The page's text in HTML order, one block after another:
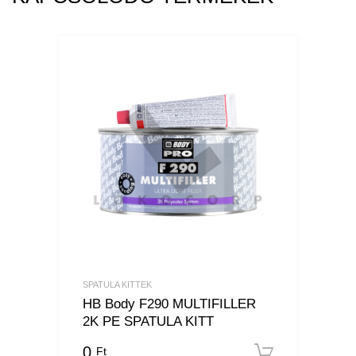
SPATULA KITTEK
HB Body F290 MULTIFILLER
2K PE SPATULA KITT
0 Ft